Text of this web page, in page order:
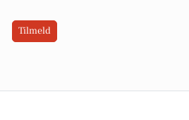
Tilmeld